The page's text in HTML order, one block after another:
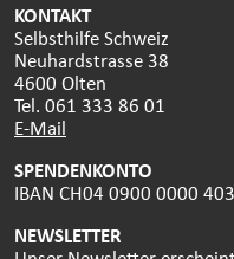
KONTAKT
Selbsthilfe Schweiz
Neuhardstrasse 38
4600 Olten
Tel. 061 333 86 01
E-Mail
SPENDENKONTO
IBAN CH04 0900 0000
NEWSLETTER